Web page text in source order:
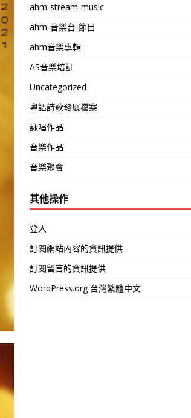
ahm-stream-music
ahm-音樂台-節目
ahm音樂專輯
AS音樂培訓
Uncategorized
粵語詩歌發展檔案
詠唱作品
音樂作品
音樂聚會
其他操作
登入
訂閱網站內容的資訊提供
訂閱留言的資訊提供
WordPress.org 台灣繁體中文